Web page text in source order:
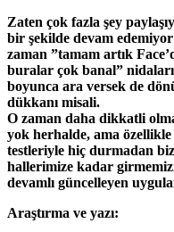
Zaten çok fazla şey
bir şekilde devam
zaman ”tamam artık
buralar çok banal”
boyunca ara versek de
dükkanı misali.
O zaman daha dikkatli
yok herhalde, ama
testleriyle hiç durmadan
hallerimize kadar
devamlı güncelleyen
Araştırma ve yazı: